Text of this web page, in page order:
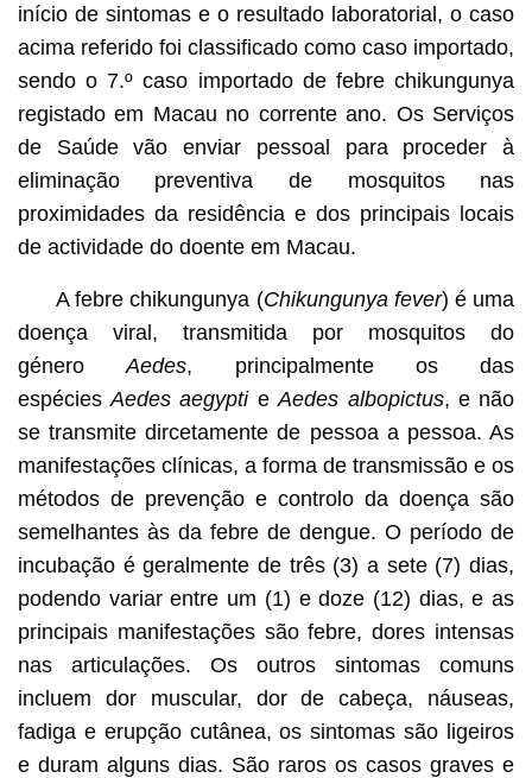
início de sintomas e o resultado laboratorial, o caso
acima referido foi classificado como caso importado,
sendo o 7.º caso importado de febre chikungunya
registado em Macau no corrente ano. Os Serviços
de Saúde vão enviar pessoal para proceder à
eliminação preventiva de mosquitos nas
proximidades da residência e dos principais locais
de actividade do doente em Macau.
A febre chikungunya (Chikungunya fever) é uma
doença viral, transmitida por mosquitos do
géneroAedes, principalmente os das
espéciesAedes aegyptieAedes albopictus, e não
se transmite dircetamente de pessoa a pessoa. As
manifestações clínicas, a forma de transmissão e os
métodos de prevenção e controlo da doença são
semelhantes às da febre de dengue. O período de
incubação é geralmente de três (3) a sete (7) dias,
podendo variar entre um (1) e doze (12) dias, e as
principais manifestações são febre, dores intensas
nas articulações. Os outros sintomas comuns
incluem dor muscular, dor de cabeça, náuseas,
fadiga e erupção cutânea, os sintomas são ligeiros
e duram alguns dias. São raros os casos graves e